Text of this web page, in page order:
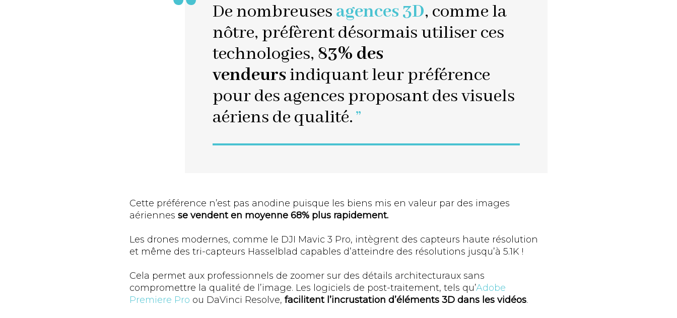
De nombreuses agences 3D, comme la
nôtre, préfèrent désormais utiliser ces
technologies, 83% des
vendeursindiquant leur préférence
pour des agences proposant des visuels
aériens de qualité.
Cette préférence n’est pas anodine puisque les biens mis en valeur par des images
aériennes se vendent en moyenne 68% plus rapidement.
Les drones modernes, comme le DJI Mavic 3 Pro, intègrent des capteurs haute résolution
et même des tri-capteurs Hasselblad capables d’atteindre des résolutions jusqu’à 5.1K !
Cela permet aux professionnels de zoomer sur des détails architecturaux sans
compromettre la qualité de l’image. Les logiciels de post-traitement, tels qu’Adobe
Premiere Pro ou DaVinci Resolve, facilitent l’incrustation d’éléments 3D dans les vidéos.